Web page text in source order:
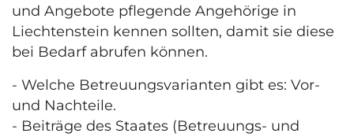
und Angebote pflegende Angehörige in
Liechtenstein kennen sollten, damit sie diese
bei Bedarf abrufen können.
- Welche Betreuungsvarianten gibt es: Vor-
und Nachteile.
- Beiträge des Staates (Betreuungs- und